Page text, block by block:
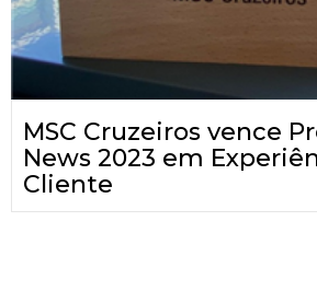
MSC Cruzeiros vence
News 2023 em
Cliente